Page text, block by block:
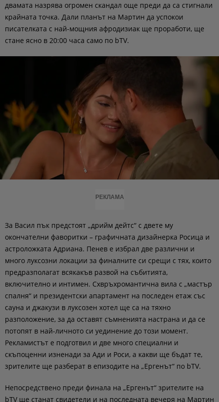
двамата назрява огромен скандал още преди да са стигнали
крайната точка. Дали планът на Мартин да успокои
писателката с най-мощния афродизиак ще проработи, ще
стане ясно в 20:00 часа само по bTV.
РЕКЛАМА
За Васил пък предстоят „дрийм дейтс“ с двете му
окончателни фаворитки – графичната дизайнерка Росица и
астроложката Адриана. Пенев е избрал две различни и
много луксозни локации за финалните си срещи с тях, които
предразполагат всякакъв развой на събитията,
включително и интимен. Схвръхромантична вила с „мастър
спалня“ и президентски апартамент на последен етаж със
сауна и джакузи в луксозен хотел ще са на тяхно
разположение, за да оставят съмненията настрана и да се
потопят в най-личното си уединение до този момент.
Рекламистът е подготвил и две много специални и
скъпоценни изненади за Ади и Роси, а какви ще бъдат те,
зрителите ще разберат в епизодите на „Ергенът“ по bTV.
Непосредствено преди финала на „Ергенът“ зрителите на
bTV ще станат свидетели и на последната вечеря на Мартин